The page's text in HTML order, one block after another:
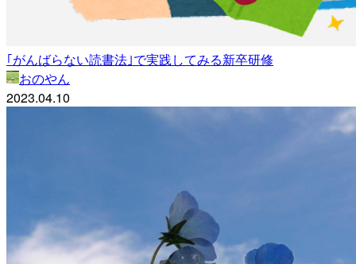
｢がんばらない読書法｣で実践してみる新卒研修
おのやん
2023.04.10